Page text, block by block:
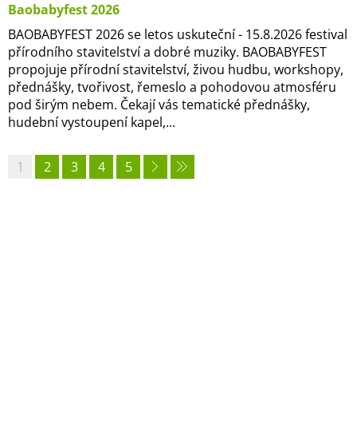
Baobabyfest 2026
BAOBABYFEST 2026 se letos uskuteční - 15.8.2026 festival
přírodního stavitelství a dobré muziky. BAOBABYFEST
propojuje přírodní stavitelství, živou hudbu, workshopy,
přednášky, tvořivost, řemeslo a pohodovou atmosféru
pod širým nebem. Čekají vás tematické přednášky,
hudební vystoupení kapel,...
1 2 3 4 5